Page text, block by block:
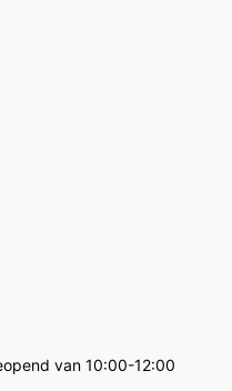
van 10:00-12:00